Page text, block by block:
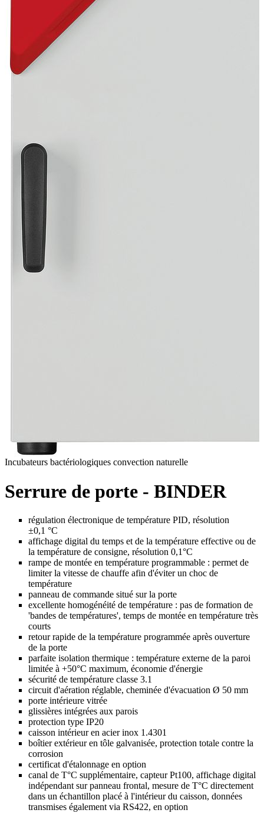
Incubateurs bactériologiques convection naturelle
Serrure de porte - BINDER
régulation électronique de température PID, résolution
±0,1 °C
affichage digital du temps et de la température effective ou de
la température de consigne, résolution 0,1°C
rampe de montée en température programmable : permet de
limiter la vitesse de chauffe afin d'éviter un choc de
température
panneau de commande situé sur la porte
excellente homogénéité de température : pas de formation de
'bandes de températures', temps de montée en température très
courts
retour rapide de la température programmée après ouverture
de la porte
parfaite isolation thermique : température externe de la paroi
limitée à +50°C maximum, économie d'énergie
sécurité de température classe 3.1
circuit d'aération réglable, cheminée d'évacuation Ø 50 mm
porte intérieure vitrée
glissières intégrées aux parois
protection type IP20
caisson intérieur en acier inox 1.4301
boîtier extérieur en tôle galvanisée, protection totale contre la
corrosion
certificat d'étalonnage en option
canal de T°C supplémentaire, capteur Pt100, affichage digital
indépendant sur panneau frontal, mesure de T°C directement
dans un échantillon placé à l'intérieur du caisson, données
transmises également via RS422, en option